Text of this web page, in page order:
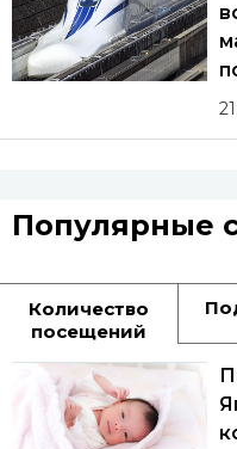
Популярные
Количество
посещений